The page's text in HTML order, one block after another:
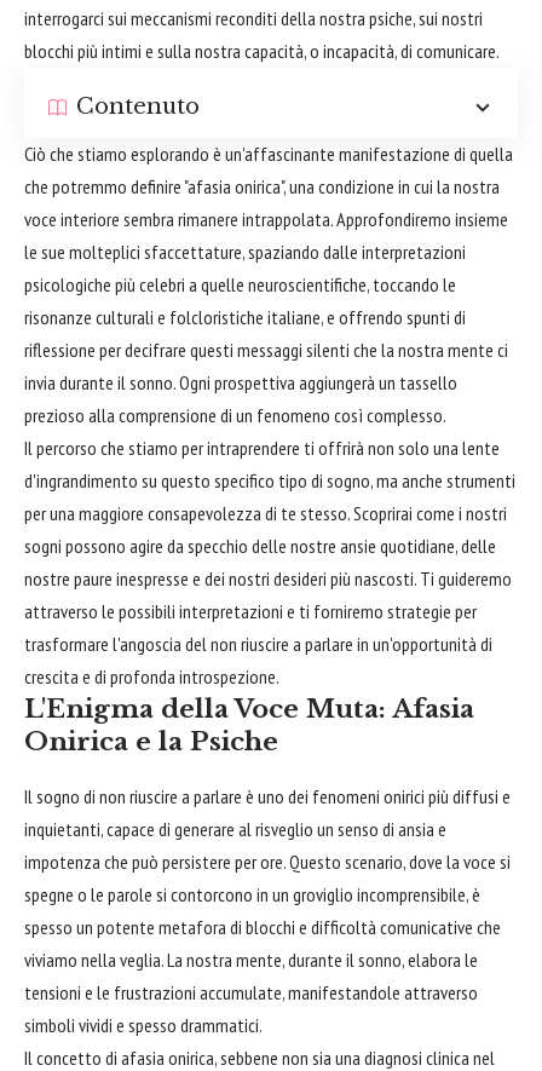
interrogarci sui meccanismi reconditi della nostra psiche, sui nostri
blocchi più intimi e sulla nostra capacità, o incapacità, di comunicare.
Contenuto
Ciò che stiamo esplorando è un'affascinante manifestazione di quella
che potremmo definire "afasia onirica", una condizione in cui la nostra
voce interiore sembra rimanere intrappolata. Approfondiremo insieme
le sue molteplici sfaccettature, spaziando dalle interpretazioni
psicologiche più celebri a quelle neuroscientifiche, toccando le
risonanze culturali e folcloristiche italiane, e offrendo spunti di
riflessione per decifrare questi messaggi silenti che la nostra mente ci
invia durante il sonno. Ogni prospettiva aggiungerà un tassello
prezioso alla comprensione di un fenomeno così complesso.
Il percorso che stiamo per intraprendere ti offrirà non solo una lente
d'ingrandimento su questo specifico tipo di sogno, ma anche strumenti
per una maggiore consapevolezza di te stesso. Scoprirai come i nostri
sogni possono agire da specchio delle nostre ansie quotidiane, delle
nostre paure inespresse e dei nostri desideri più nascosti. Ti guideremo
attraverso le possibili interpretazioni e ti forniremo strategie per
trasformare l'angoscia del non riuscire a parlare in un'opportunità di
crescita e di profonda introspezione.
L'Enigma della Voce Muta: Afasia
Onirica e la Psiche
Il sogno di non riuscire a parlare è uno dei fenomeni onirici più diffusi e
inquietanti, capace di generare al risveglio un senso di ansia e
impotenza che può persistere per ore. Questo scenario, dove la voce si
spegne o le parole si contorcono in un groviglio incomprensibile, è
spesso un potente metafora di blocchi e difficoltà comunicative che
viviamo nella veglia. La nostra mente, durante il sonno, elabora le
tensioni e le frustrazioni accumulate, manifestandole attraverso
simboli vividi e spesso drammatici.
Il concetto di afasia onirica, sebbene non sia una diagnosi clinica nel